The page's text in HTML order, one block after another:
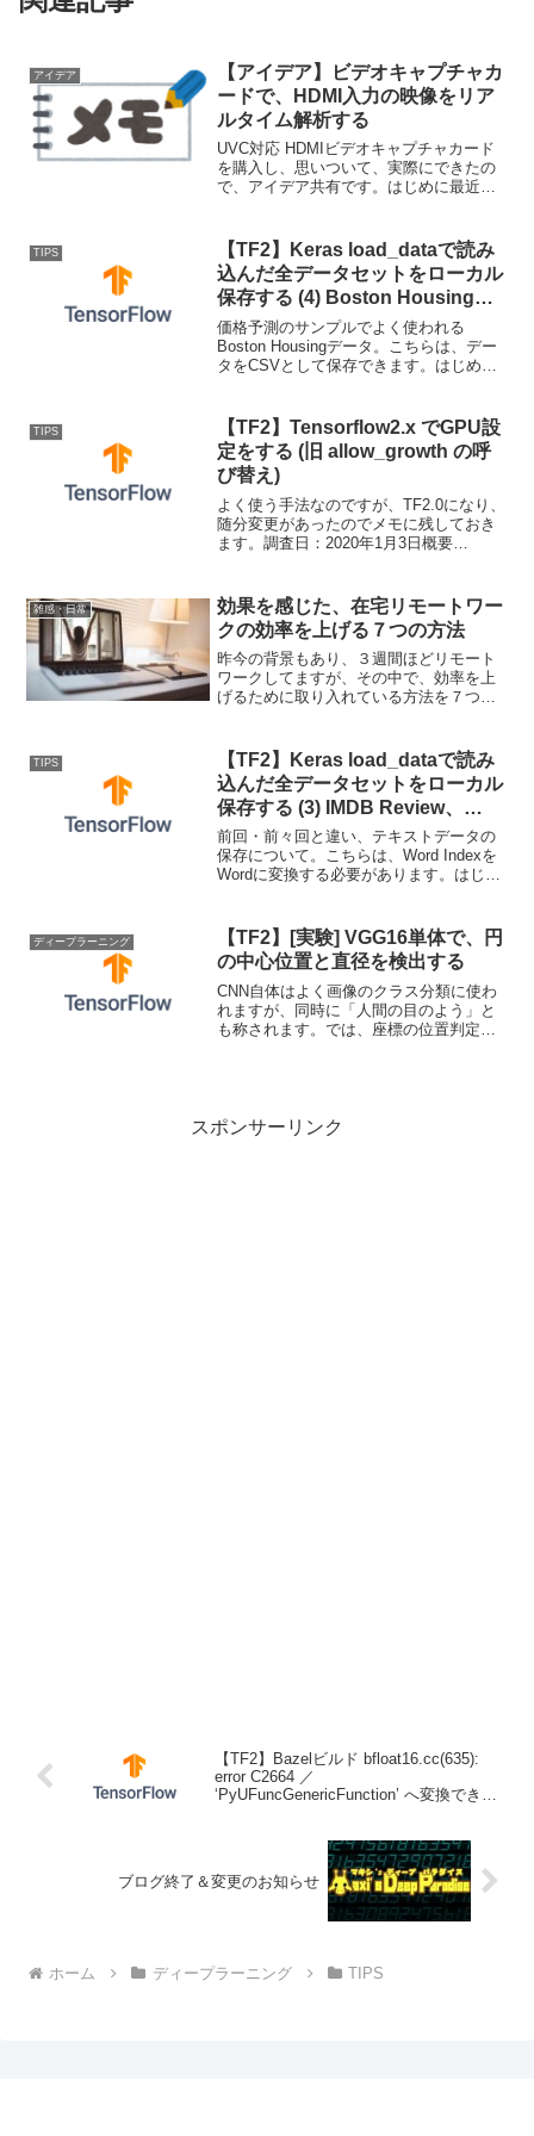
アイデア
【アイデア】ビデオキャプチャカ
ードで、HDMI入力の映像をリア
ルタイム解析する
UVC対応 HDMIビデオキャプチャカード
を購入し、思いついて、実際にできたの
で、アイデア共有です。はじめに最近、
が発売されています。キャプチャカード
で有名な、A...
TIPS
【TF2】Keras load_dataで読み
込んだ全データセットをローカル
保存する (4) Boston Housing
data のcsvへの変換
価格予測のサンプルでよく使われる
Boston Housingデータ。こちらは、デー
タをCSVとして保存できます。はじめに
CIFAR100 画像への変...
TIPS
【TF2】Tensorflow2.x でGPU設
定をする (旧 allow_growth の呼
び替え)
よく使う手法なのですが、TF2.0になり、
随分変更があったのでメモに残しておき
ます。調査日：2020年1月3日概要
つだけを指定するなどの方法。1.x → ...
雑感・日常
効果を感じた、在宅リモートワー
クの効率を上げる７つの方法
昨今の背景もあり、３週間ほどリモート
ワークしてますが、その中で、効率を上
げるために取り入れている方法を７つ紹
通勤する人間ですが、昨今のコロナ感染
リスク回避のため、４月上...
TIPS
【TF2】Keras load_dataで読み
込んだ全データセットをローカル
保存する (3) IMDB Review、
Reuters Topics テキストへの変
換
前回・前々回と違い、テキストデータの
保存について。こちらは、Word Indexを
Wordに変換する必要があります。はじめ
CIFAR100 画像へ...
ディープラーニング
【TF2】[実験] VGG16単体で、円
の中心位置と直径を検出する
CNN自体はよく画像のクラス分類に使わ
れますが、同時に「人間の目のよう」と
も称されます。では、座標の位置判定に
スポンサーリンク
【TF2】Bazelビルド bfloat16.cc(635):
error C2664 ／
‘PyUFuncGenericFunction’ へ変換できま
ブログ終了＆変更のお知らせ
ホーム ディープラーニング TIPS